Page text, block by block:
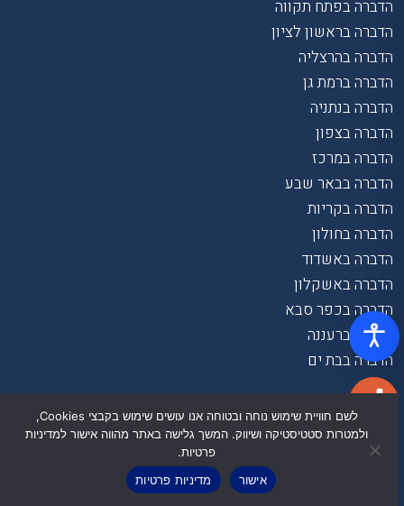
הדברה בפתח תקווה
הדברה בראשון לציון
הדברה בהרצליה
הדברה ברמת גן
הדברה בנתניה
הדברה בצפון
הדברה במרכז
הדברה בבאר שבע
הדברה בקריות
הדברה בחולון
הדברה באשדוד
הדברה באשקלון
הדברה בכפר סבא
הדברה ברעננה
הדברה בבת ים
לשם חוויית שימוש נוחה ובטוחה אנו עושים שימוש בקבצי Cookies,
ולמטרות סטטיסטיקה ושיווק. המשך גלישה באתר מהווה אישור למדיניות
פרטיות.
אישור
מדיניות פרטיות